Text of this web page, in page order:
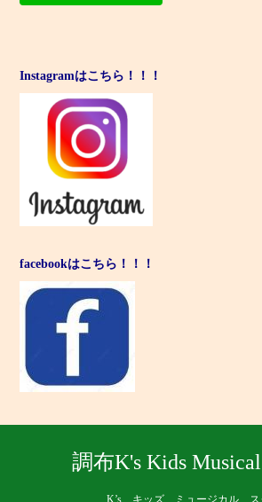
Instagramはこちら！！！
facebookはこちら！！！
調布K's Kids